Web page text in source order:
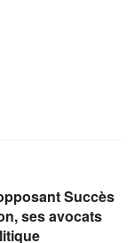
Succès
ses avocats